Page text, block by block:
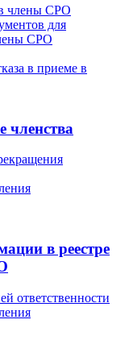
члены СРО
для
СРО
в приеме в
членства
в реестре
ответственности